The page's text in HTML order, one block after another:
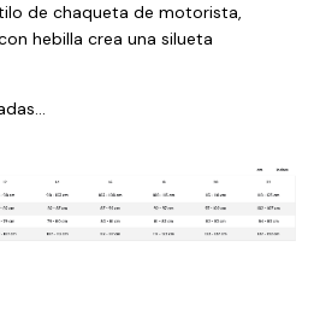
de chaqueta de motorista,
hebilla crea una silueta